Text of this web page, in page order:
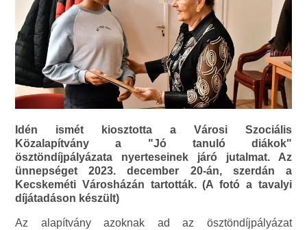
Idén ismét kiosztotta a Városi Szociális
Közalapítvány a "Jó tanuló diákok"
ösztöndíjpályázata nyerteseinek járó jutalmat. Az
ünnepséget 2023. december 20-án, szerdán a
Kecskeméti Városházán tartották. (A fotó a tavalyi
díjátadáson készült)
Az alapítvány azoknak ad az ösztöndíjpályázat